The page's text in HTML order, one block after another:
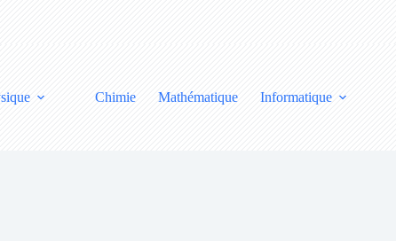
Chimie Mathématique Informatique